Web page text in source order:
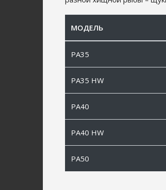
МОДЕЛЬ
PA35
PA35 HW
PA40
PA40 HW
PA50